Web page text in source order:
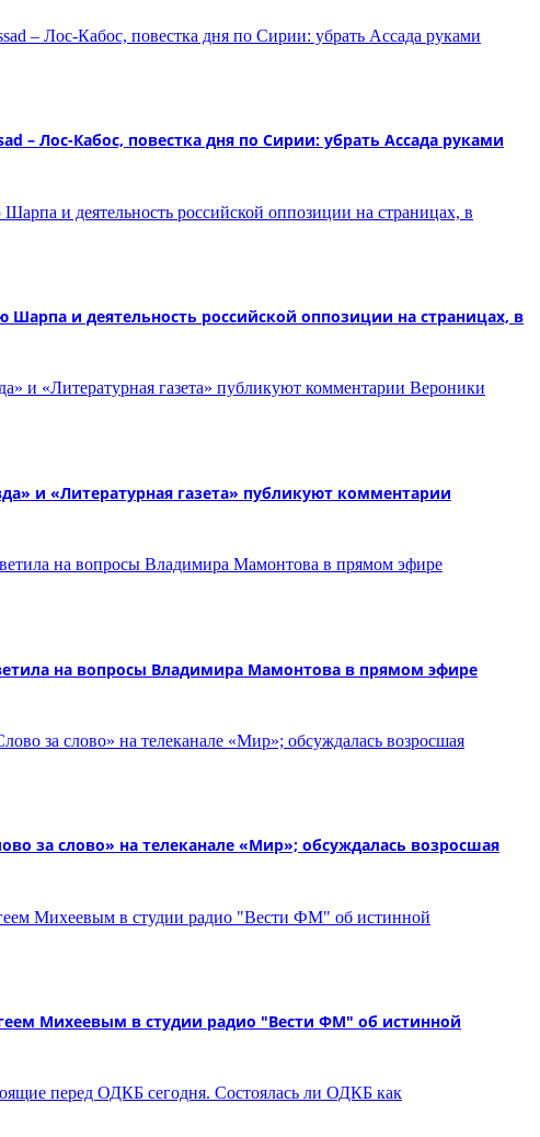
– Лос-Кабос, повестка дня по Сирии: убрать Ассада руками
и деятельность российской оппозиции на страницах, в
и «Литературная газета» публикуют комментарии
на вопросы Владимира Мамонтова в прямом эфире
за слово» на телеканале «Мир»; обсуждалась возросшая
Михеевым в студии радио "Вести ФМ" об истинной